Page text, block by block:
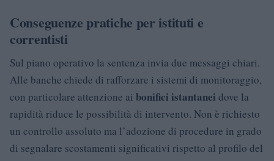
Conseguenze pratiche per istituti e
correntisti
Sul piano operativo la sentenza invia due messaggi chiari.
Alle banche chiede di rafforzare i sistemi di monitoraggio,
con particolare attenzione ai bonifici istantanei dove la
rapidità riduce le possibilità di intervento. Non è richiesto
un controllo assoluto ma l’adozione di procedure in grado
di segnalare scostamenti significativi rispetto al profilo del